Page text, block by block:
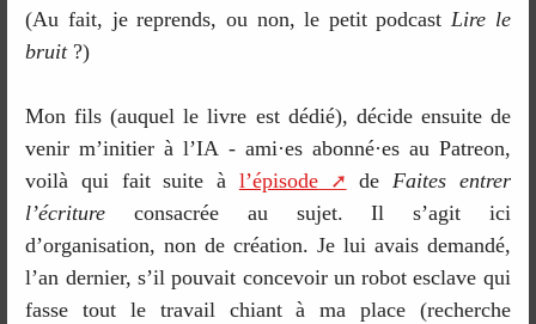
(Au fait, je reprends, ou non, le petit podcast Lire le
bruit?)
Mon fils (auquel le livre est dédié), décide ensuite de
venir m’initier à l’IA - ami·es abonné·es au Patreon,
voilà qui fait suite à l’épisode deFaites entrer
l’écriture consacrée au sujet. Il s’agit ici
d’organisation, non de création. Je lui avais demandé,
l’an dernier, s’il pouvait concevoir un robot esclave qui
fasse tout le travail chiant à ma place (recherche